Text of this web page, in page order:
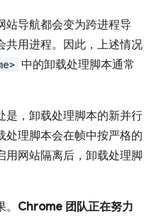
站导航都会变为跨进程导
共用进程。因此，上述情况
中的卸载处理脚本通常
是，卸载处理脚本的新并行
处理脚本会在帧中按严格的
用网站隔离后，卸载处理脚
Chrome 团队正在努力